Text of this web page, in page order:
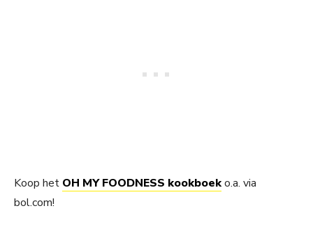
Koop het OH MY FOODNESS kookboeko.a. via
bol.com!